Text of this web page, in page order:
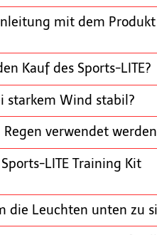
mit dem Produkt
Kauf des Sports-LITE?
starkem Wind stabil?
Regen verwendet
LITE Training Kit
die Leuchten unten zu